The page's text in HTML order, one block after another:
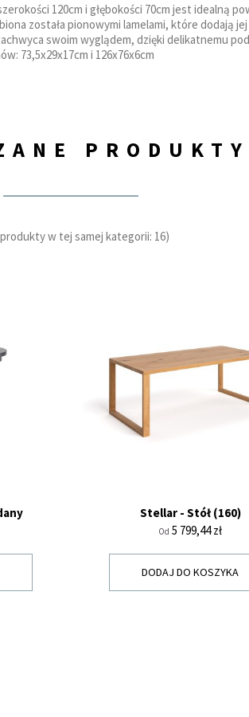
120cm i głębokości 70cm jest idealną
została pionowymi lamelami, które dodają
swoim wyglądem, dzięki delikatnemu
73,5x29x17cm i 126x76x6cm
PRODUKTY
w tej samej kategorii: 16)
Stellar - Stół (160)
Od Cena
5 799,44 zł
DODAJ DO KOSZYKA